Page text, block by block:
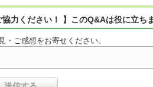
力ください！ 】このQ&Aは役に立ち
・ご感想をお寄せください。